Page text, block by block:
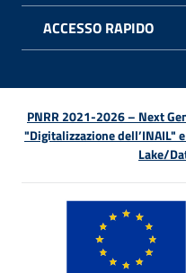
ACCESSO RAPIDO
PNRR 2021-2026 – Next
"Digitalizzazione dell’INAIL"
Lake/